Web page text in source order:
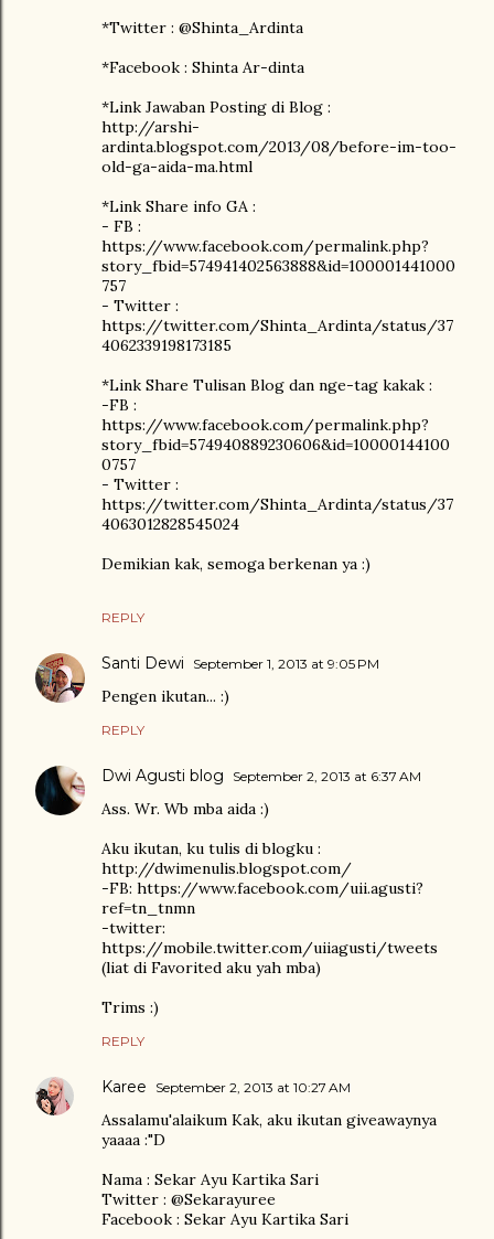
*Twitter : @Shinta_Ardinta
*Facebook : Shinta Ar-dinta
*Link Jawaban Posting di Blog :
http://arshi-
ardinta.blogspot.com/2013/08/before-im-too-
old-ga-aida-ma.html
*Link Share info GA :
- FB :
https://www.facebook.com/permalink.php?
story_fbid=574941402563888&id=100001441000
757
- Twitter :
https://twitter.com/Shinta_Ardinta/status/37
4062339198173185
*Link Share Tulisan Blog dan nge-tag kakak :
-FB :
https://www.facebook.com/permalink.php?
story_fbid=574940889230606&id=10000144100
0757
- Twitter :
https://twitter.com/Shinta_Ardinta/status/37
4063012828545024
Demikian kak, semoga berkenan ya :)
REPLY
Santi Dewi September 1, 2013 at 9:05 PM
Pengen ikutan... :)
REPLY
Dwi Agusti blog September 2, 2013 at 6:37 AM
Ass. Wr. Wb mba aida :)
Aku ikutan, ku tulis di blogku :
http://dwimenulis.blogspot.com/
-FB: https://www.facebook.com/uii.agusti?
ref=tn_tnmn
-twitter:
https://mobile.twitter.com/uiiagusti/tweets
(liat di Favorited aku yah mba)
Trims :)
REPLY
Karee September 2, 2013 at 10:27 AM
Assalamu'alaikum Kak, aku ikutan giveawaynya
yaaaa :"D
Nama : Sekar Ayu Kartika Sari
Twitter : @Sekarayuree
Facebook : Sekar Ayu Kartika Sari